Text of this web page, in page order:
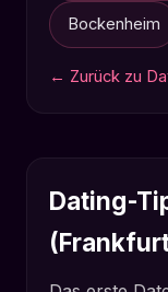
Bockenheim
← Zurück zu
Dating-